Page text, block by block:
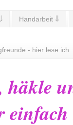
Handarbeit ⇓
- hier lese ich
häkle